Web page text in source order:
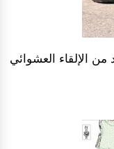
الإلقاء العشوائي